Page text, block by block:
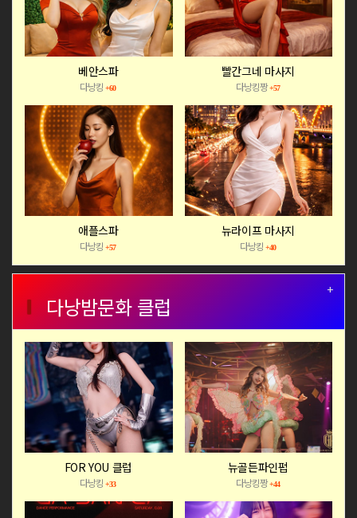
베안스파
다낭킹+60
빨간그네 마사지
다낭킹짱+57
애플스파
다낭킹+57
뉴라이프 마사지
다낭킹 +40
+
다낭밤문화 클럽
FOR YOU 클럽
다낭킹+33
뉴골든파인펍
다낭킹짱+44